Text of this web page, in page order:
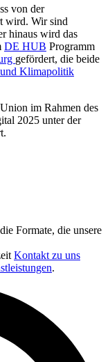
von der
wird. Wir sind
hinaus wird das
DE HUB Programm
gefördert, die beide
Klimapolitik
im Rahmen des
2025 unter der
Formate, die unsere
Kontakt zu uns
.